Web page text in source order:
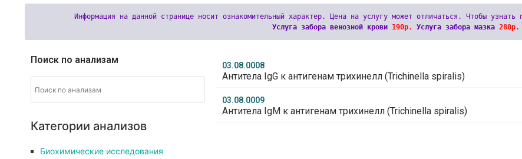
Услуга забора венозной крови 190р. Услуга забора мазка 280р.
Поиск по анализам
Категории анализов
Биохимические исследования
03.08.0008
Антитела IgG к антигенам трихинелл (Trichinella spiralis)
03.08.0009
Антитела IgМ к антигенам трихинелл (Trichinella spiralis)